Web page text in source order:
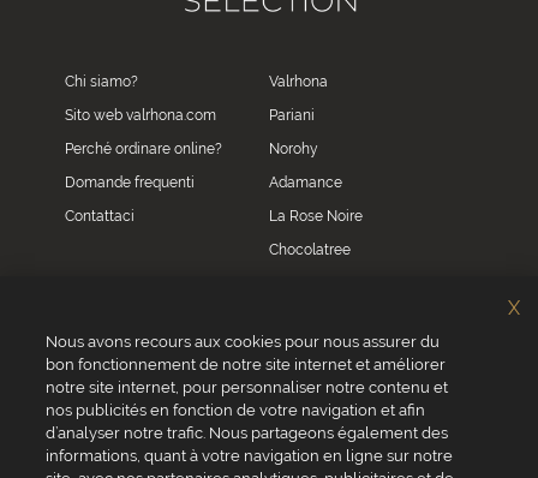
Chi siamo?
Sito web valrhona.com
Perché ordinare online?
Domande frequenti
Contattaci
Valrhona
Pariani
Norohy
Adamance
La Rose Noire
Chocolatree
Servizio clienti
0039 02 82 94 01 46
Da lunedì a venerdì dalle 8.30 alle 17.30
Nous avons recours aux cookies pour nous assurer du
bon fonctionnement de notre site internet et améliorer
notre site internet, pour personnaliser notre contenu et
nos publicités en fonction de votre navigation et afin
d’analyser notre trafic. Nous partageons également des
informations, quant à votre navigation en ligne sur notre
X